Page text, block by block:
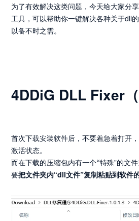
为了有效解决这类问题，今天给大家分
工具，可以帮助你一键解决各种关于dll
以备不时之需。
4DDiG DLL Fixer
首次下载安装软件后，不要着急着打开
激活状态。
而在下载的压缩包内有一个“特殊”的文
要把文件夹内“dll文件”复制粘贴到软件